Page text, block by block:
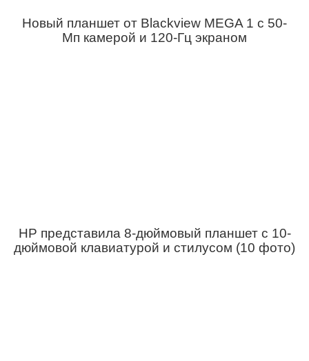
Новый планшет от Blackview MEGA 1 с 50-
Мп камерой и 120-Гц экраном
HP представила 8-дюймовый планшет с 10-
дюймовой клавиатурой и стилусом (10 фото)